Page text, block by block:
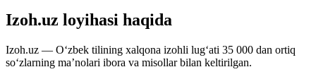
Izoh.uz loyihasi haqida
Izoh.uz — O‘zbek tilining xalqona izohli lug‘ati 35 000 dan ortiq
so‘zlarning ma’nolari ibora va misollar bilan keltirilgan.